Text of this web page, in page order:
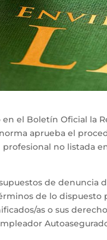
el Boletín Oficial la
aprueba el
profesional no listada
de denuncia
de lo
as o sus